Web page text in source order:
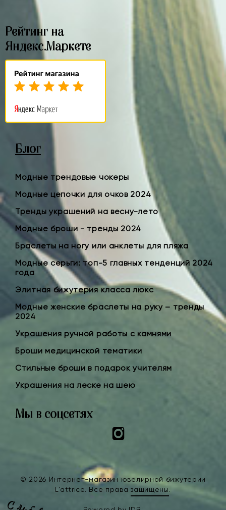
Рейтинг на
Яндекс.Маркете
Блог
Модные трендовые чокеры
Модные цепочки для очков 2024
Тренды украшений на весну-лето
Модные броши - тренды 2024
Браслеты на ногу или анклеты для пляжа
Модные серьги: топ-5 главных тенденций 2024
года
Элитная бижутерия класса люкс
Модные женские браслеты на руку – тренды
2024
Украшения ручной работы с камнями
Броши медицинской тематики
Стильные броши в подарок учителям
Украшения на леске на шею
Мы в соцсетях
Instagram
© 2026 Интернет-магазин ювелирной бижутерии
L’attrice. Все правазащищены.